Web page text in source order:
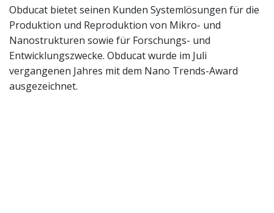
Obducat bietet seinen Kunden Systemlösungen für die
Produktion und Reproduktion von Mikro- und
Nanostrukturen sowie für Forschungs- und
Entwicklungszwecke. Obducat wurde im Juli
vergangenen Jahres mit dem Nano Trends-Award
ausgezeichnet.